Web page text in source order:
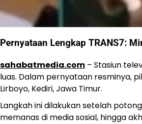
Pernyataan Lengkap TRANS7:
sahabatmedia.com – Stasiun
luas. Dalam pernyataan resminya,
Lirboyo, Kediri, Jawa Timur.
Langkah ini dilakukan setelah
memanas di media sosial, hingga